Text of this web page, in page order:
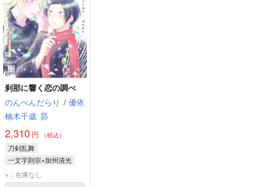
刹那に響く恋の調べ
のんべんだらり / 優依
楠木千歳 昴
2,310 円 （税込）
刀剣乱舞
一文字則宗×加州清光
一文字則宗
×：在庫なし